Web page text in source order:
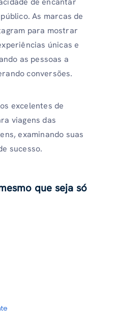
As marcas de
para mostrar
únicas e
as pessoas a
conversões.
excelentes de
viagens das
examinando suas
sucesso.
que seja só